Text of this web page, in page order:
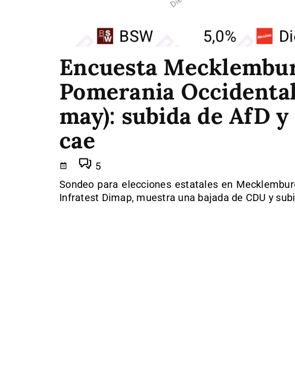
Encuesta
Pomerania
may): subida de AfD y
cae
5
Sondeo para elecciones estatales en
Infratest Dimap, muestra una bajada de CDU y